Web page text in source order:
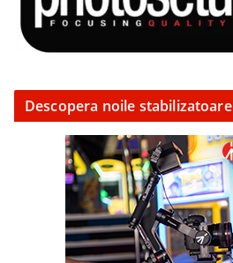
Descopera noile stabilizatoare